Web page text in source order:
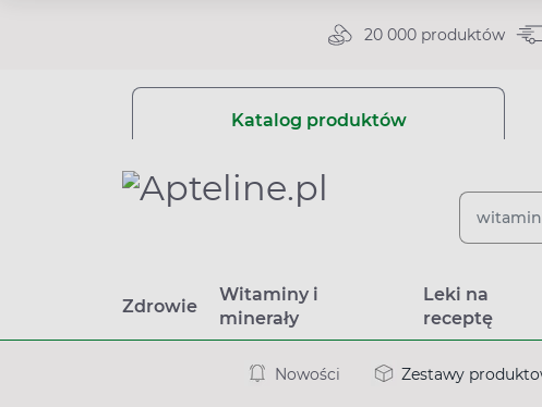
20 000 produktów
Katalog produktów
Zdrowie
Witaminy i
minerały
Leki na
receptę
Nowości Zestawy